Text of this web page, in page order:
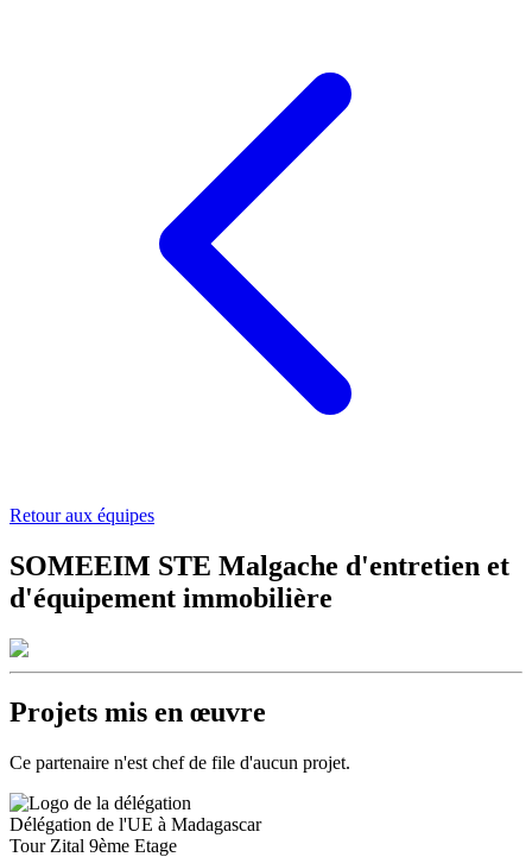
Retour aux équipes
SOMEEIM STE Malgache d'entretien et
d'équipement immobilière
Projets mis en œuvre
Ce partenaire n'est chef de file d'aucun projet.
Délégation de l'UE à Madagascar
Tour Zital 9ème Etage